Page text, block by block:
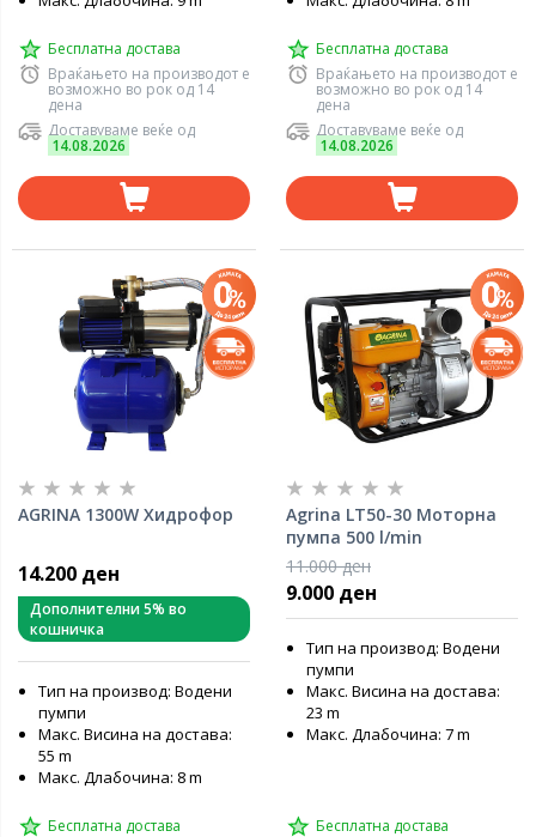
Бесплатна достава
Враќањето на производот е
возможно во рок од 14
дена
Доставуваме веќе од
14.08.2026
Бесплатна достава
Враќањето на производот е
возможно во рок од 14
дена
Доставуваме веќе од
14.08.2026
AGRINA 1300W Хидрофор
14.200 ден
Дополнителни 5% во
кошничка
Тип на производ: Водени
пумпи
Макс. Висина на достава:
55 m
Макс. Длабочина: 8 m
Бесплатна достава
Agrina LT50-30 Моторна
пумпа 500 l/min
11.000 ден
9.000 ден
Тип на производ: Водени
пумпи
Макс. Висина на достава:
23 m
Макс. Длабочина: 7 m
Бесплатна достава